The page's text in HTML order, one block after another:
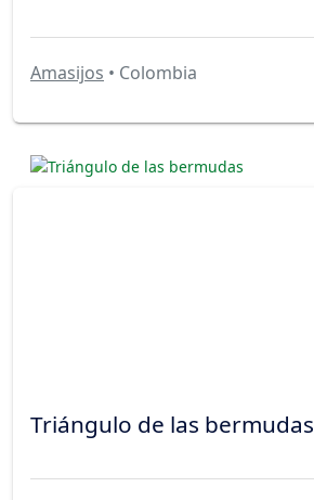
Amasijos • Colombia
Triángulo de las bermudas